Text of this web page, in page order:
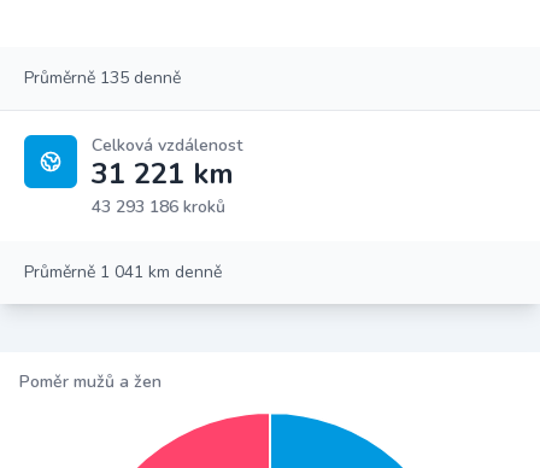
Průměrně 135 denně
Celková vzdálenost
31 221 km
43 293 186 kroků
Průměrně 1 041 km denně
Poměr mužů a žen